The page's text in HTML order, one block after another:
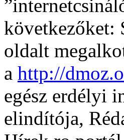
következőket:
oldalt
a http://
egész erdélyi
elindítója,